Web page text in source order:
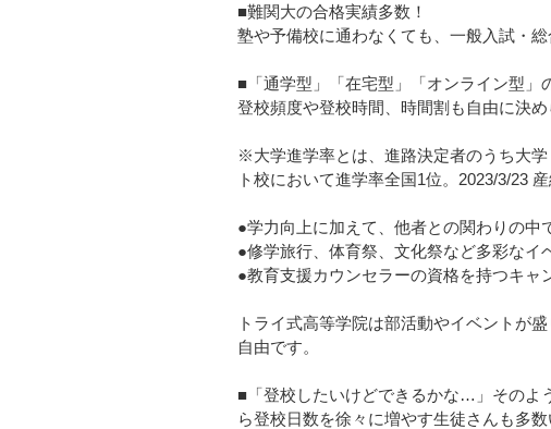
■難関大の合格実績多数！
塾や予備校に通わなくても、一般入試・総
■「通学型」「在宅型」「オンライン型」
登校頻度や登校時間、時間割も自由に決め
※⼤学進学率とは、進路決定者のうち⼤
ト校において進学率全国1位。2023/3/23
●学力向上に加えて、他者との関わりの中
●修学旅行、体育祭、文化祭など多彩なイ
●教育支援カウンセラーの資格を持つキャ
トライ式高等学院は部活動やイベントが
自由です。​
■「登校したいけどできるかな…」そのよ
ら登校日数を徐々に増やす生徒さんも多数